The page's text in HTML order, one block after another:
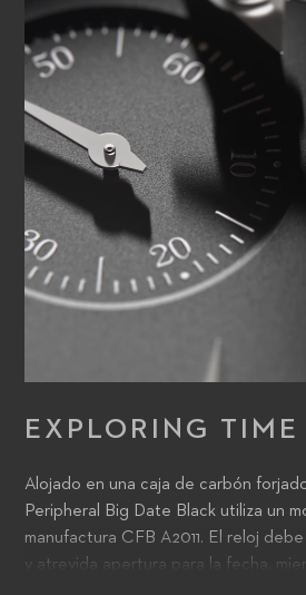
EXPLORING TIME
Alojado en una caja de carbón
Peripheral Big Date Black utiliza un
manufactura CFB A2011. El reloj
y atrevida apertura para la fecha,